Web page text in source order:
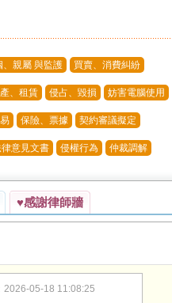
、親屬 與監護 買賣、消費糾紛
、租賃 侵占、毀損 妨害電腦使用
保險、票據 契約審議擬定
意見文書 侵權行為 仲裁調解
♥感謝律師牆
2026-05-18 11:08:25